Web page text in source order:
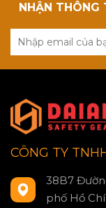
NHẬN THÔNG
CÔNG TY
38B7
phố Hồ